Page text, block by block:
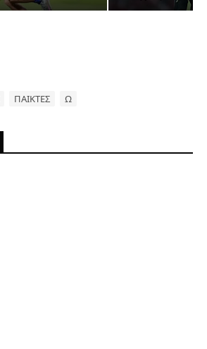
ΠΑΙΚΤΕΣ Ω